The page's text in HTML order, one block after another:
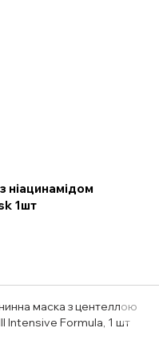
ніацинамідом
1шт